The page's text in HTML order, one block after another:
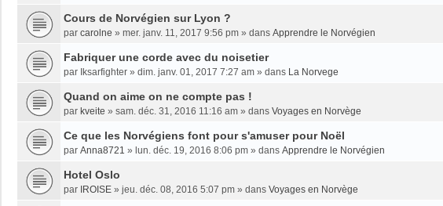
Cours de Norvégien sur Lyon ?
par carolne » mer. janv. 11, 2017 9:56 pm » dans Apprendre le Norvégien
Fabriquer une corde avec du noisetier
par Iksarfighter » dim. janv. 01, 2017 7:27 am » dans La Norvege
Quand on aime on ne compte pas !
par kveite » sam. déc. 31, 2016 11:16 am » dans Voyages en Norvège
Ce que les Norvégiens font pour s'amuser pour Noël
par Anna8721 » lun. déc. 19, 2016 8:06 pm » dans Apprendre le Norvégien
Hotel Oslo
par IROISE » jeu. déc. 08, 2016 5:07 pm » dans Voyages en Norvège